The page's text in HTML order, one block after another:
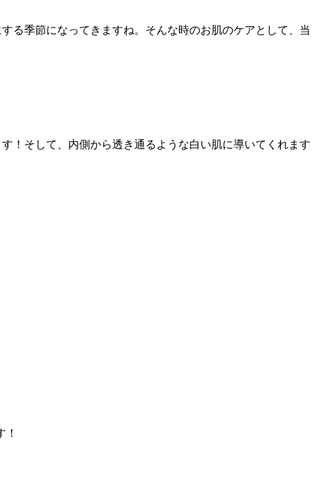
る季節になってきますね。そんな時のお肌のケアとして、当
！そして、内側から透き通るような白い肌に導いてくれます